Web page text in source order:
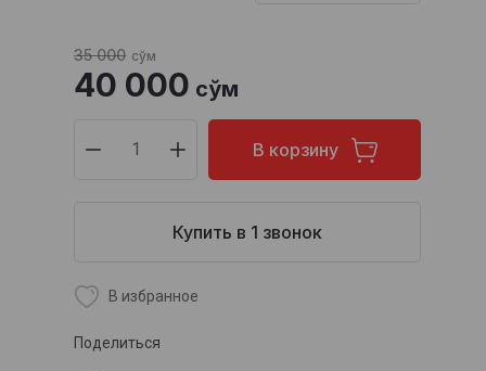
35 000 сўм
40 000 сўм
В корзину
Купить в 1 звонок
В избранное
Поделиться